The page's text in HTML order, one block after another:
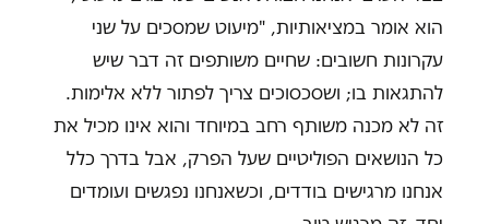
הוא אומר במציאותיות, "מיעוט שמסכים על שני
עקרונות חשובים: שחיים משותפים זה דבר שיש
להתגאות בו; ושסכסוכים צריך לפתור ללא אלימות.
זה לא מכנה משותף רחב במיוחד והוא אינו מכיל את
כל הנושאים הפוליטיים שעל הפרק, אבל בדרך כלל
אנחנו מרגישים בודדים, וכשאנחנו נפגשים ועומדים